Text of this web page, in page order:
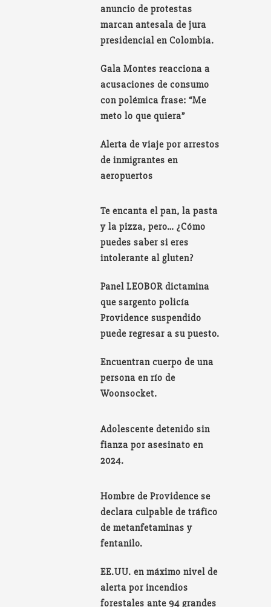
anuncio de protestas
marcan antesala de jura
presidencial en Colombia.
Gala Montes reacciona a
acusaciones de consumo
con polémica frase: “Me
meto lo que quiera”
Alerta de viaje por arrestos
de inmigrantes en
aeropuertos
Te encanta el pan, la pasta
y la pizza, pero… ¿Cómo
puedes saber si eres
intolerante al gluten?
Panel LEOBOR dictamina
que sargento policía
Providence suspendido
puede regresar a su puesto.
Encuentran cuerpo de una
persona en río de
Woonsocket.
Adolescente detenido sin
fianza por asesinato en
2024.
Hombre de Providence se
declara culpable de tráfico
de metanfetaminas y
fentanilo.
EE.UU. en máximo nivel de
alerta por incendios
forestales ante 94 grandes